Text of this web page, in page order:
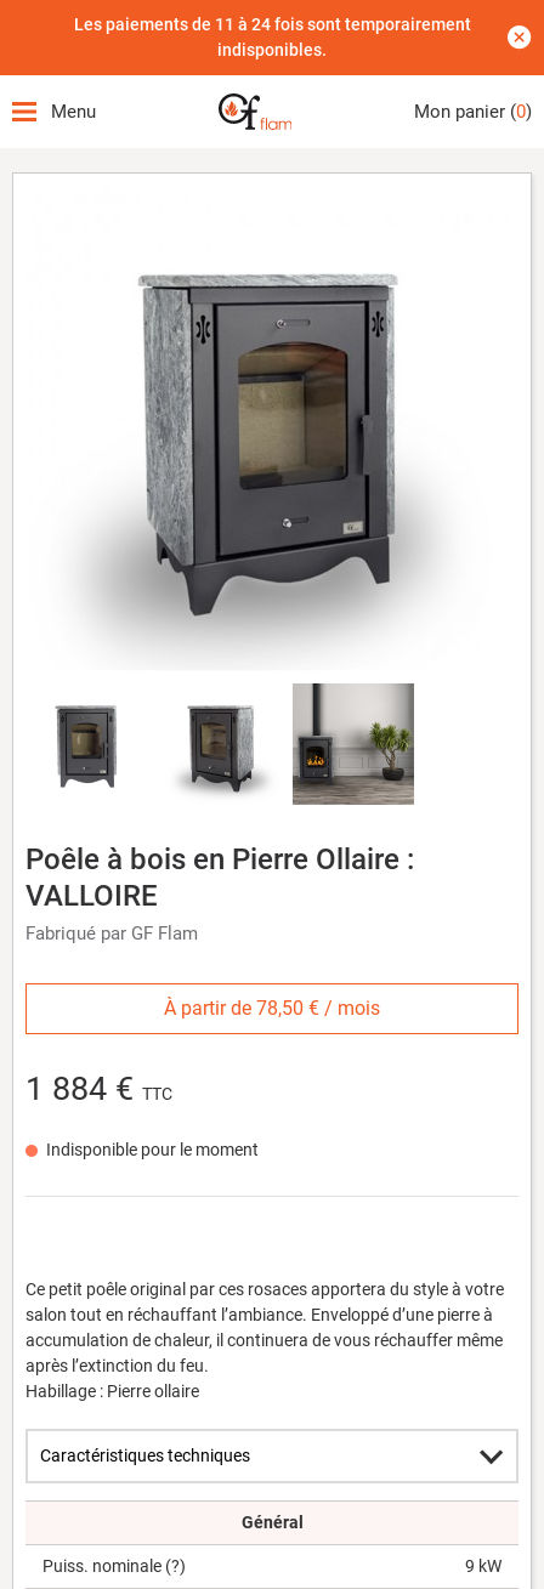
Les paiements de 11 à 24 fois sont temporairement
indisponibles.
Menu Mon panier (0)
Poêle à bois en Pierre Ollaire :
VALLOIRE
Fabriqué par GF Flam
À partir de 78,50 € / mois
1 884 € TTC
Indisponible pour le moment
Ce petit poêle original par ces rosaces apportera du style à votre
salon tout en réchauffant l’ambiance. Enveloppé d’une pierre à
accumulation de chaleur, il continuera de vous réchauffer même
après l’extinction du feu.
Habillage : Pierre ollaire
Général
Puiss. nominale (?) 9 kW